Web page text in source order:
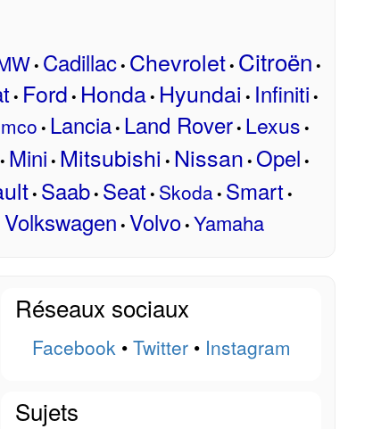
• Cadillac• Chevrolet• Citroën •
• Ford • Honda• Hyundai • Infiniti •
• Lancia• Land Rover• Lexus •
• Mini • Mitsubishi • Nissan • Opel •
• Saab• Seat • Skoda• Smart •
Volkswagen • Volvo• Yamaha
Réseaux sociaux
Facebook• Twitter• Instagram
Sujets